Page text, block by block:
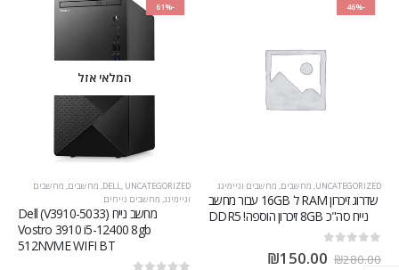
-46%
UNCATEGORIZED
, מחשבים, מחשבים וגיימינג
שדרוג זיכרון RAM ל 16GB עבור מחשב
נייח סה"כ 8GB זיכרון הוספה! DDR5
₪280.00
₪150.00
-61%
המלאי אזל
DELL, UNCATEGORIZED
, מחשבים, מחשבים
וגיימינג, מחשבים נייחים
מחשב נייח (V3910-5033) Dell
Vostro 3910 i5-12400 8gb
512NVME WIFI BT